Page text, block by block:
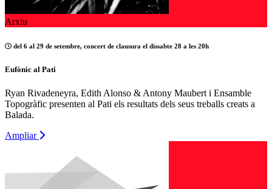
Arxiu
del 6 al 29 de setembre, concert de clausura el dissabte 28 a les 20h
Eufònic al Pati
Ryan Rivadeneyra, Edith Alonso & Antony Maubert i Ensamble
Topogràfic presenten al Pati els resultats dels seus treballs creats a
Balada.
Ampliar